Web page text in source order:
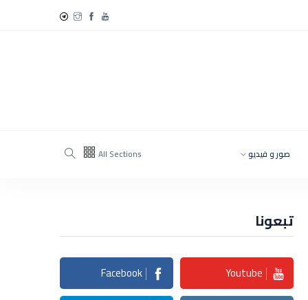
All Sections صور و فيديو
تبعونا
Youtube
Facebook